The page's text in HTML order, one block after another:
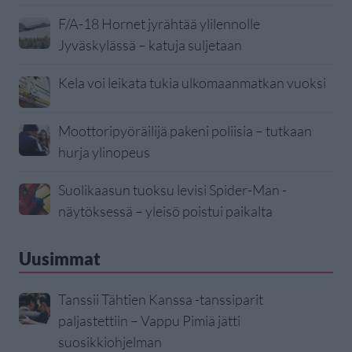
F/A-18 Hornet jyrähtää ylilennolle
Jyväskylässä – katuja suljetaan
Kela voi leikata tukia ulkomaanmatkan vuoksi
Moottoripyöräilijä pakeni poliisia – tutkaan
hurja ylinopeus
Suolikaasun tuoksu levisi Spider-Man -
näytöksessä – yleisö poistui paikalta
Uusimmat
Tanssii Tähtien Kanssa -tanssiparit
paljastettiin – Vappu Pimiä jätti
suosikkiohjelman